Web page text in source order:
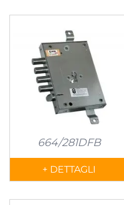
664/281DFB
+ DETTAGLI